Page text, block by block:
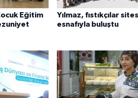
Eğitim
Yılmaz, fıstıkçılar
esnafıyla buluştu